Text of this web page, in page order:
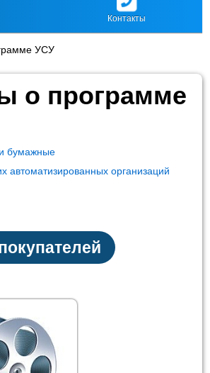
Контакты
УСУ
о программе
бумажные
автоматизированных организаций